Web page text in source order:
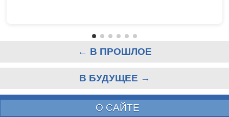
← В ПРОШЛОЕ
В БУДУЩЕЕ →
О САЙТЕ